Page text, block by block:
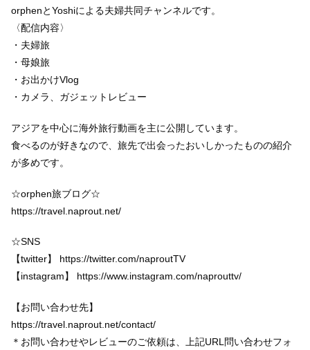
orphenとYoshiによる夫婦共同チャンネルです。
〈配信内容〉
・夫婦旅
・母娘旅
・お出かけVlog
・カメラ、ガジェットレビュー
アジアを中心に海外旅行動画を主に公開しています。
食べるのが好きなので、旅先で出会ったおいしかったものの紹介
が多めです。
☆orphen旅ブログ☆
https://travel.naprout.net/
☆SNS
【twitter】 https://twitter.com/naproutTV
【instagram】 https://www.instagram.com/naprouttv/
【お問い合わせ先】
https://travel.naprout.net/contact/
＊お問い合わせやレビューのご依頼は、上記URL問い合わせフォ